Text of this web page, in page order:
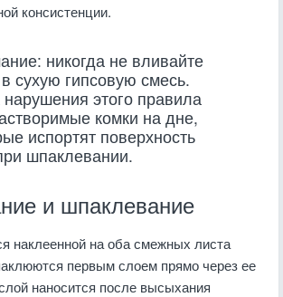
консистенции.
никогда не вливайте
сухую гипсовую смесь.
этого правила
комки на дне,
испортят поверхность
шпаклевании.
и шпаклевание
наклеенной на оба смежных листа
первым слоем прямо через ее
наносится после высыхания